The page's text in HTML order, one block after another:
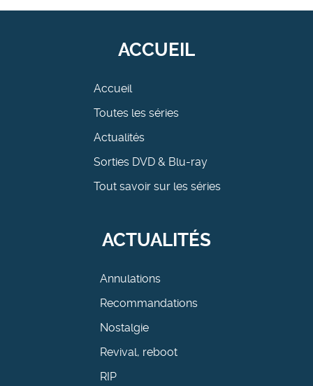
ACCUEIL
Accueil
Toutes les séries
Actualités
Sorties DVD & Blu-ray
Tout savoir sur les séries
ACTUALITÉS
Annulations
Recommandations
Nostalgie
Revival, reboot
RIP